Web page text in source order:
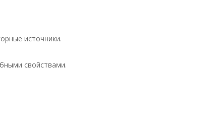
источники.
свойствами.